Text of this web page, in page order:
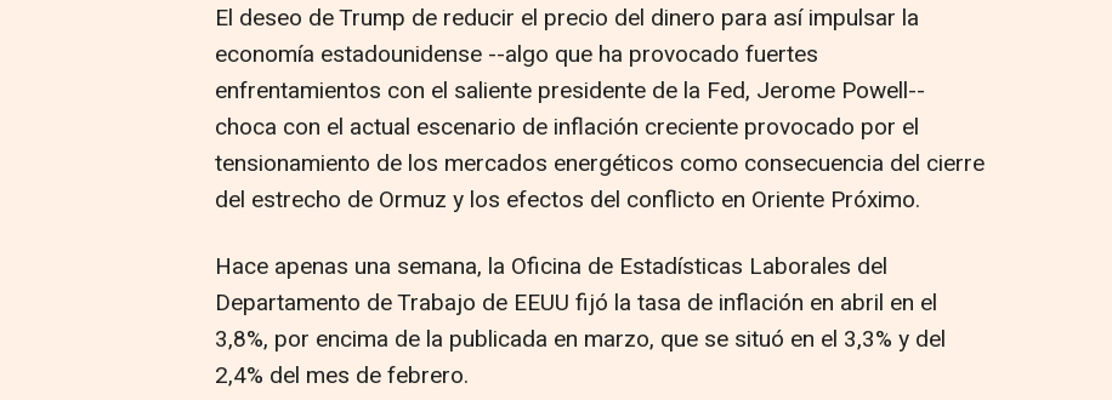
El deseo de Trump de reducir el precio del dinero para así impulsar la
economía estadounidense --algo que ha provocado fuertes
enfrentamientos con el saliente presidente de la Fed, Jerome Powell--
choca con el actual escenario de inflación creciente provocado por el
tensionamiento de los mercados energéticos como consecuencia del cierre
del estrecho de Ormuz y los efectos del conflicto en Oriente Próximo.
Hace apenas una semana, la Oficina de Estadísticas Laborales del
Departamento de Trabajo de EEUU fijó la tasa de inflación en abril en el
3,8%, por encima de la publicada en marzo, que se situó en el 3,3% y del
2,4% del mes de febrero.